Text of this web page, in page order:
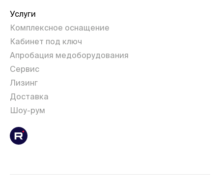
Услуги
Комплексное оснащение
Кабинет под ключ
Апробация медоборудования
Сервис
Лизинг
Доставка
Шоу-рум